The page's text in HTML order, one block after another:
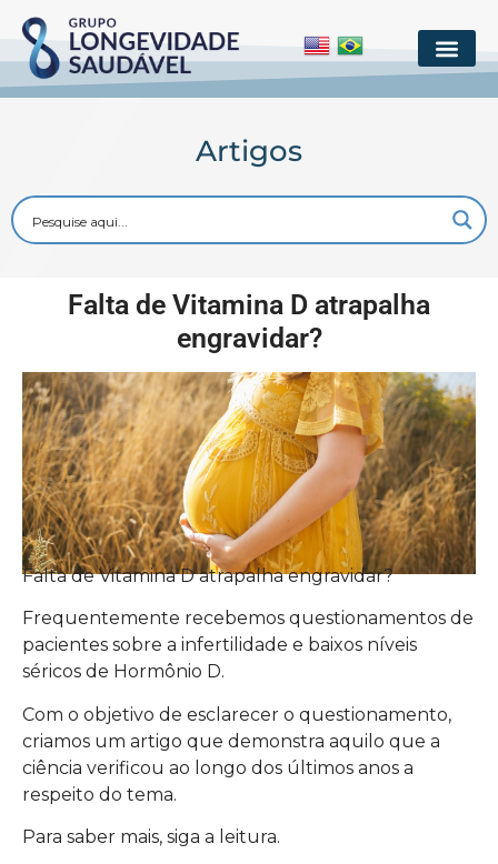
Artigos
Falta de Vitamina D atrapalha
engravidar?
Falta de Vitamina D atrapalha engravidar?
Frequentemente recebemos questionamentos de
pacientes sobre a infertilidade e baixos níveis
séricos de Hormônio D.
Com o objetivo de esclarecer o questionamento,
criamos um artigo que demonstra aquilo que a
ciência verificou ao longo dos últimos anos a
respeito do tema.
Para saber mais, siga a leitura.